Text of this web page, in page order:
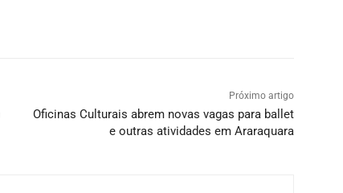
Próximo artigo
Oficinas Culturais abrem novas vagas para ballet
e outras atividades em Araraquara